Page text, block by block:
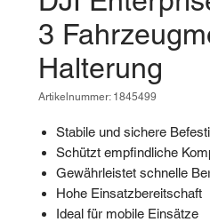
3
Halterung
Artikelnummer: 1845499
Stabile und sichere
Schützt empfindliche
Gewährleistet schnelle
Hohe Einsatzbereitschaft
Ideal für mobile Einsätze